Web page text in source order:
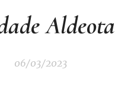
Aldeota
06/03/2023